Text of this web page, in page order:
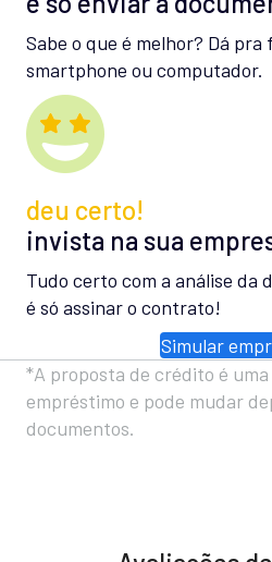
Sabe o que é melhor? Dá
smartphone ou computador.
deu certo!
invista na sua
Tudo certo com a análise da
é só assinar o contrato!
Simular
*A proposta de crédito é
empréstimo e pode mudar
documentos.